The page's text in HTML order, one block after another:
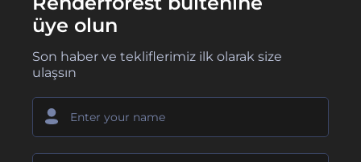
üye olun
Son haber ve tekliflerimiz ilk olarak size
ulaşsın